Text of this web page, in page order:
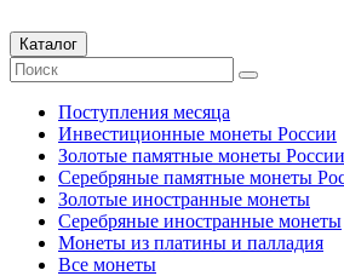
Каталог
Поступления месяца
Инвестиционные монеты России
Золотые памятные монеты
Серебряные памятные монеты
Золотые иностранные монеты
Серебряные иностранные монеты
Монеты из платины и палладия
Все монеты